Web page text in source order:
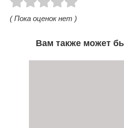
( Пока оценок нет )
Вам также может